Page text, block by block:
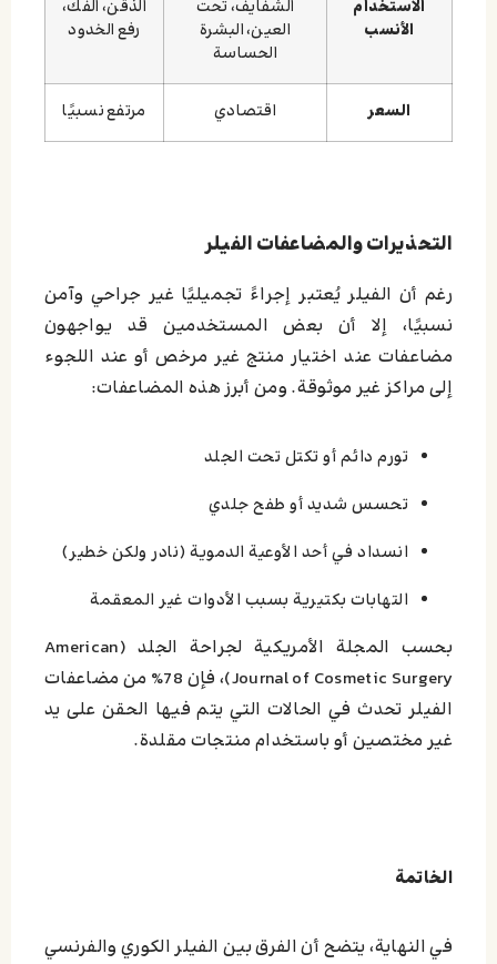
الاستخدام
الأنسب
الشفايف، تحت
العين، البشرة
الحساسة
الذقن، الفك،
رفع الخدود
السعر اقتصادي مرتفع نسبيًا
التحذيرات والمضاعفات الفیلر
رغم أن الفيلر يُعتبر إجراءً تجميليًا غير جراحي وآمن
نسبيًا، إلا أن بعض المستخدمين قد يواجهون
مضاعفات عند اختيار منتج غير مرخص أو عند اللجوء
إلى مراكز غير موثوقة. ومن أبرز هذه المضاعفات:
تورم دائم أو تكتل تحت الجلد
تحسس شديد أو طفح جلدي
انسداد في أحد الأوعية الدموية (نادر ولكن خطير)
التهابات بكتيرية بسبب الأدوات غير المعقمة
بحسب المجلة الأمريكية لجراحة الجلد (American
Journal of Cosmetic Surgery)، فإن 78% من مضاعفات
الفيلر تحدث في الحالات التي يتم فيها الحقن على يد
غير مختصين أو باستخدام منتجات مقلدة.
الخاتمة
في النهاية، يتضح أن الفرق بين الفيلر الكوري والفرنسي